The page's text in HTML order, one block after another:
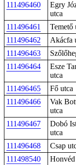
111496460
Egry
utca
111496461 Temető
111496462
Akácfa
111496463
111496464
Esze
utca
111496465 Fő utca
111496466
Vak
utca
111496467
Dobó
utca
111496468 Csap
111498540
Honvéd